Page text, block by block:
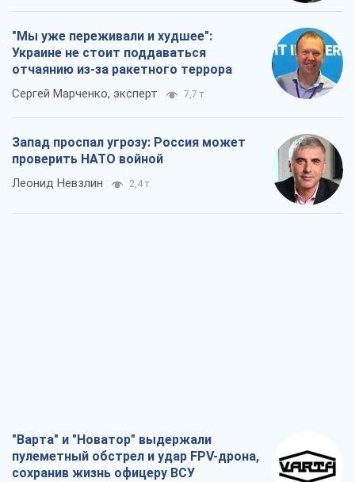
"Мы уже переживали и худшее":
Украине не стоит поддаваться
отчаянию из-за ракетного террора
Сергей Марченко, эксперт 7,7 т.
Запад проспал угрозу: Россия может
проверить НАТО войной
Леонид Невзлин 2,4 т.
"Варта" и "Новатор" выдержали
пулеметный обстрел и удар FPV-дрона,
сохранив жизнь офицеру ВСУ